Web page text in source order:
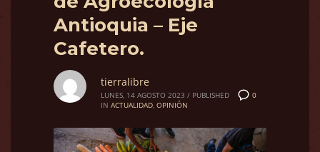
Antioquia – Eje
Cafetero.
0
tierralibre
LUNES, 14 AGOSTO 2023 / PUBLISHED
IN ACTUALIDAD OPINIÓN